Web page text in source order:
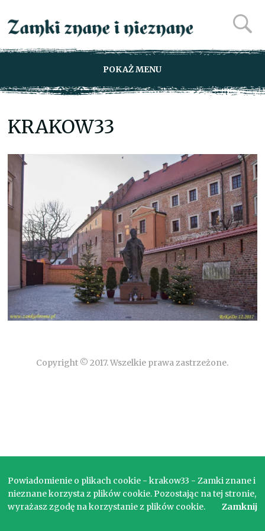
POKAŻ MENU
KRAKOW33
Copyright © 2017. Wszelkie prawa zastrzeżone.
Powiadomienie o plikach cookie - krakow33 - Zamki znane i
nieznane korzysta z plików cookie. Pozostając na tej stronie,
wyrażasz zgodę na korzystanie z plików cookie.
Zamknij